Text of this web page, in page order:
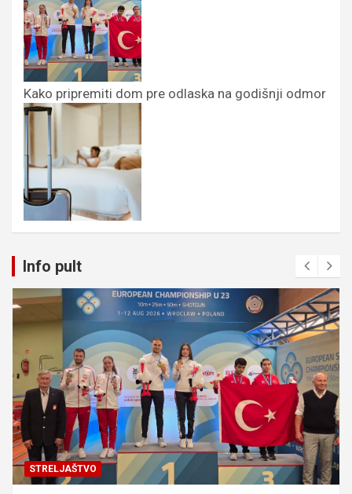
Kako pripremiti dom pre odlaska na godišnji odmor
Info pult
STRELJAŠTVO